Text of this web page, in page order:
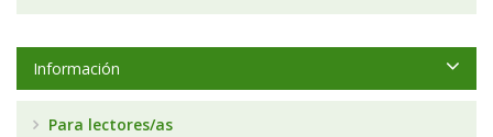
Información
Para lectores/as